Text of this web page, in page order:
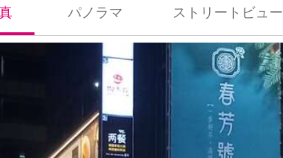
全景
パノラマ 街景
ストリートビュー